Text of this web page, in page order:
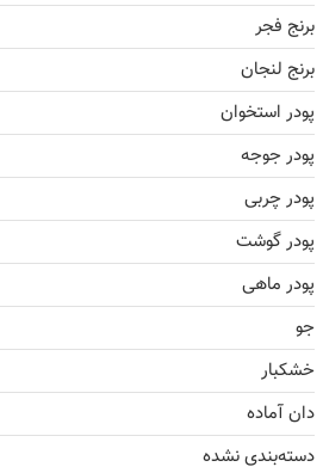
برنج فجر
برنج لنجان
پودر استخوان
پودر جوجه
پودر چربی
پودر گوشت
پودر ماهی
جو
خشکبار
دان آماده
دسته‌بندی نشده